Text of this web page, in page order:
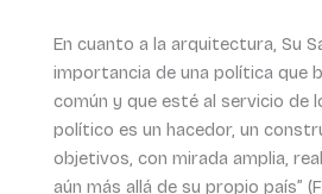
En cuanto a la arquitectura, Su
importancia de una política que
común y que esté al servicio de
político es un hacedor, un
objetivos, con mirada amplia,
aún más allá de su propio país”